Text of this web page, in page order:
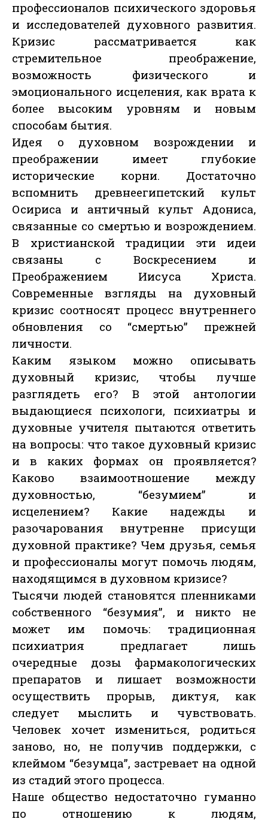
профессионалов психического здоровья
и исследователей духовного развития.
Кризис рассматривается как
стремительное преображение,
возможность физического и
эмоционального исцеления, как врата к
более высоким уровням и новым
способам бытия.
Идея о духовном возрождении и
преображении имеет глубокие
исторические корни. Достаточно
вспомнить древнеегипетский культ
Осириса и античный культ Адониса,
связанные со смертью и возрождением.
В христианской традиции эти идеи
связаны с Воскресением и
Преображением Иисуса Христа.
Современные взгляды на духовный
кризис соотносят процесс внутреннего
обновления со “смертью” прежней
личности.
Каким языком можно описывать
духовный кризис, чтобы лучше
разглядеть его? В этой антологии
выдающиеся психологи, психиатры и
духовные учителя пытаются ответить
на вопросы: что такое духовный кризис
и в каких формах он проявляется?
Каково взаимоотношение между
духовностью, “безумием” и
исцелением? Какие надежды и
разочарования внутренне присущи
духовной практике? Чем друзья, семья
и профессионалы могут помочь людям,
находящимся в духовном кризисе?
Тысячи людей становятся пленниками
собственного “безумия”, и никто не
может им помочь: традиционная
психиатрия предлагает лишь
очередные дозы фармакологических
препаратов и лишает возможности
осуществить прорыв, диктуя, как
следует мыслить и чувствовать.
Человек хочет измениться, родиться
заново, но, не получив поддержки, с
клеймом “безумца”, застревает на одной
из стадий этого процесса.
Наше общество недостаточно гуманно
по отношению к людям,